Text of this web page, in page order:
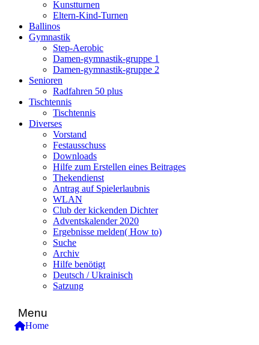
Kunstturnen
Eltern-Kind-Turnen
Ballinos
Gymnastik
Step-Aerobic
Damen-gymnastik-gruppe 1
Damen-gymnastik-gruppe 2
Senioren
Radfahren 50 plus
Tischtennis
Tischtennis
Diverses
Vorstand
Festausschuss
Downloads
Hilfe zum Erstellen eines Beitrages
Thekendienst
Antrag auf Spielerlaubnis
WLAN
Club der kickenden Dichter
Adventskalender 2020
Ergebnisse melden( How to)
Suche
Archiv
Hilfe benötigt
Deutsch / Ukrainisch
Satzung
Menu
Home